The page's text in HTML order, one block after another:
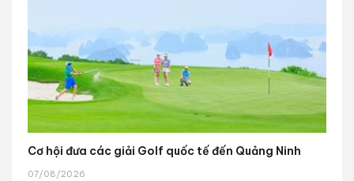
Cơ hội đưa các giải Golf quốc tế đến Quảng Ninh
07/08/2026